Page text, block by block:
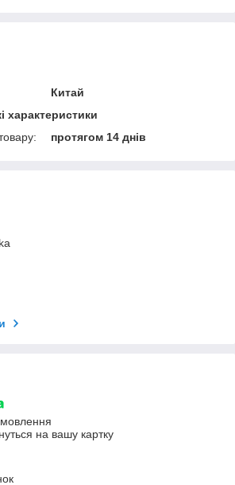
Китай
характеристики
протягом 14 днів
на вашу картку